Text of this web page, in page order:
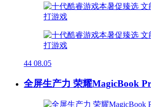
44 08.05
全屏生产力 荣耀MagicBook